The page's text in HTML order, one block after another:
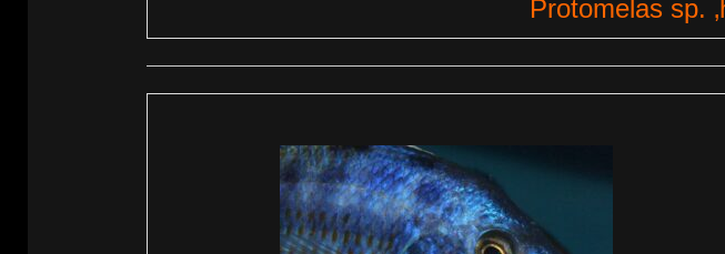
Protomelas sp.